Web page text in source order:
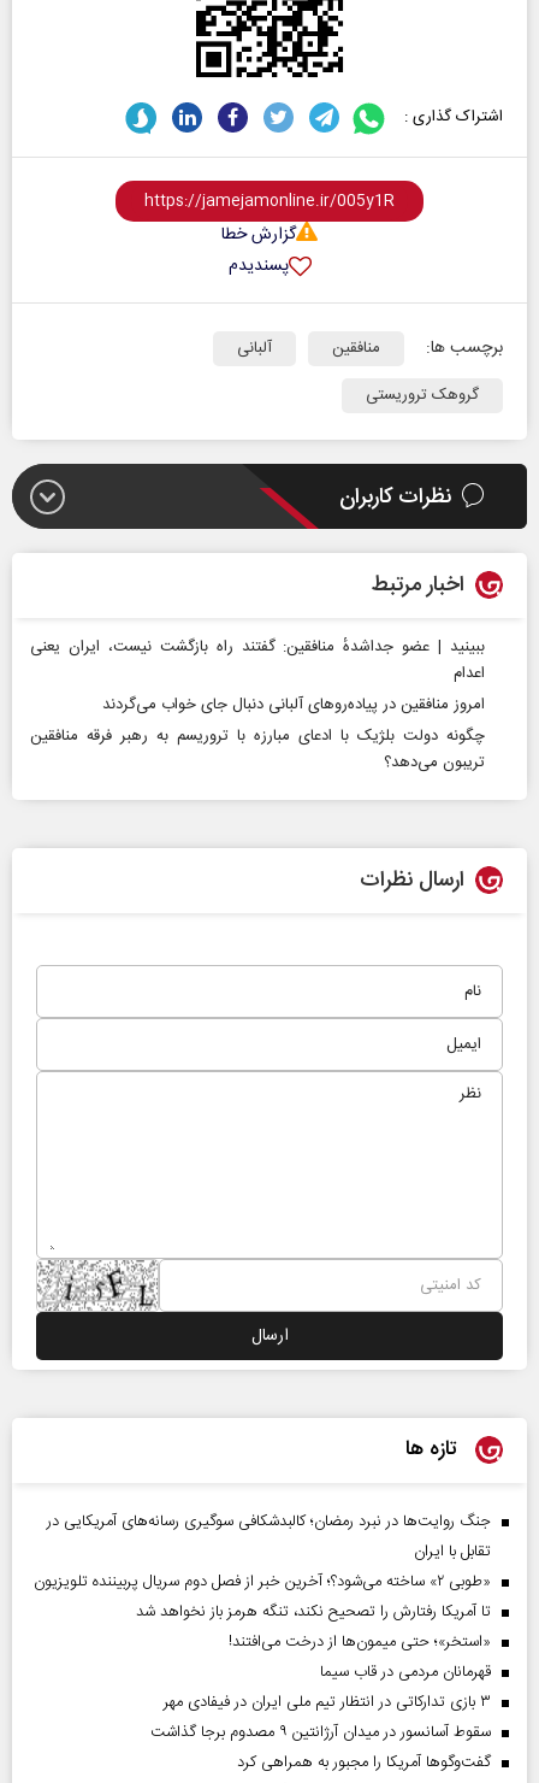
اشتراک گذاری :
گزارش خطا
پسندیدم
برچسب ها: منافقین
آلبانی
گروهک تروریستی
نظرات کاربران
اخبار مرتبط
ببینید | عضو جداشدهٔ منافقین: گفتند راه بازگشت نیست، ایران یعنی
اعدام
امروز منافقین در پیاده‌رو‌های آلبانی دنبال جای خواب می‌گردند
چگونه دولت بلژیک با ادعای مبارزه با تروریسم به رهبر فرقه منافقین
تریبون می‌دهد؟
ارسال نظرات
تازه ها
جنگ روایت‌ها در نبرد رمضان؛ کالبدشکافی سوگیری رسانه‌های آمریکایی در
تقابل با ایران
«طوبی ۲» ساخته می‌شود؟؛ آخرین خبر از فصل دوم سریال پربیننده تلویزیون
تا آمریکا رفتارش را تصحیح نکند، تنگه هرمز باز نخواهد شد
«استخر»‌‌؛ حتی میمون‌ها از درخت می‌افتند!
قهرمانان مردمی در قاب سیما
۳ بازی تدارکاتی در انتظار تیم ملی ایران در فیفادی مهر
سقوط آسانسور در میدان آرژانتین ۹ مصدوم برجا گذاشت
گفت‌وگوها آمریکا را مجبور به همراهی کرد